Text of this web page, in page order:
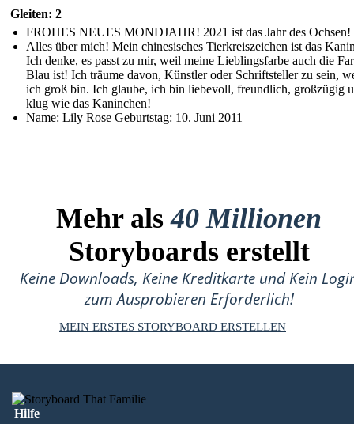
Gleiten: 2
FROHES NEUES MONDJAHR! 2021 ist das Jahr des Ochsen!
Alles über mich! Mein chinesisches Tierkreiszeichen ist das
Ich denke, es passt zu mir, weil meine Lieblingsfarbe auch die
Blau ist! Ich träume davon, Künstler oder Schriftsteller zu sein,
ich groß bin. Ich glaube, ich bin liebevoll, freundlich, großzügig
klug wie das Kaninchen!
Name: Lily Rose Geburtstag: 10. Juni 2011
Mehr als40 Millionen
Storyboards erstellt
Keine Downloads, Keine Kreditkarte und Kein
zum Ausprobieren Erforderlich!
MEIN ERSTES STORYBOARD ERSTELLEN
Hilfe